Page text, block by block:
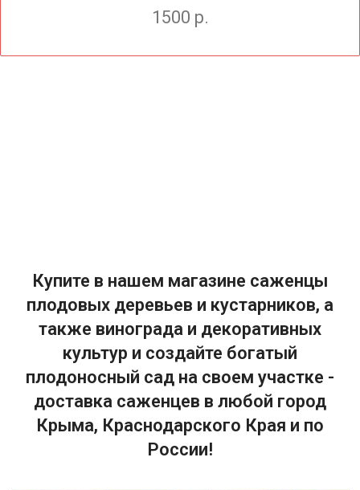
1500 р.
Купите в нашем магазине саженцы
плодовых деревьев и кустарников, а
также винограда и декоративных
культур и создайте богатый
плодоносный сад на своем участке -
доставка саженцев в любой город
Крыма, Краснодарского Края и по
России!